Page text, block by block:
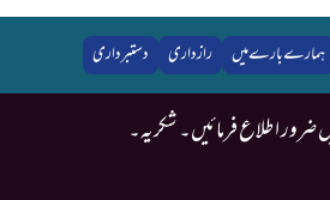
ہمارے بارے میں رازداری دستبرداری
اطلاع فرمائیں۔ شکریہ۔